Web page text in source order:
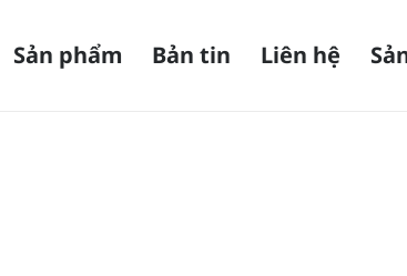
Sản phẩm Bản tin Liên hệ